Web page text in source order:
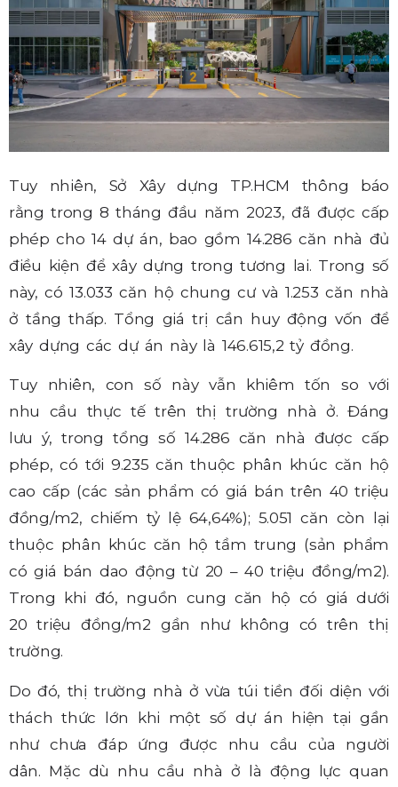
Tuy nhiên, Sở Xây dựng TP.HCM thông báo
rằng trong 8 tháng đầu năm 2023, đã được cấp
phép cho 14 dự án, bao gồm 14.286 căn nhà đủ
điều kiện để xây dựng trong tương lai. Trong số
này, có 13.033 căn hộ chung cư và 1.253 căn nhà
ở tầng thấp. Tổng giá trị cần huy động vốn để
xây dựng các dự án này là 146.615,2 tỷ đồng.
Tuy nhiên, con số này vẫn khiêm tốn so với
nhu cầu thực tế trên thị trường nhà ở. Đáng
lưu ý, trong tổng số 14.286 căn nhà được cấp
phép, có tới 9.235 căn thuộc phân khúc căn hộ
cao cấp (các sản phẩm có giá bán trên 40 triệu
đồng/m2, chiếm tỷ lệ 64,64%); 5.051 căn còn lại
thuộc phân khúc căn hộ tầm trung (sản phẩm
có giá bán dao động từ 20 – 40 triệu đồng/m2).
Trong khi đó, nguồn cung căn hộ có giá dưới
20 triệu đồng/m2 gần như không có trên thị
trường.
Do đó, thị trường nhà ở vừa túi tiền đối diện với
thách thức lớn khi một số dự án hiện tại gần
như chưa đáp ứng được nhu cầu của người
dân. Mặc dù nhu cầu nhà ở là động lực quan